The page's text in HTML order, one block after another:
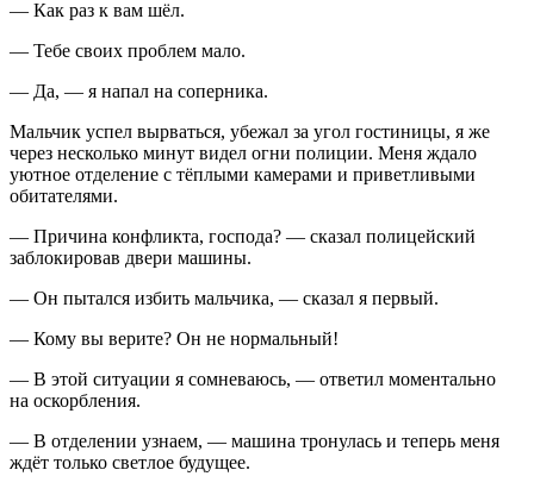
— Как раз к вам шёл.
— Тебе своих проблем мало.
— Да, — я напал на соперника.
Мальчик успел вырваться, убежал за угол гостиницы, я же
через несколько минут видел огни полиции. Меня ждало
уютное отделение с тёплыми камерами и приветливыми
обитателями.
— Причина конфликта, господа? — сказал полицейский
заблокировав двери машины.
— Он пытался избить мальчика, — сказал я первый.
— Кому вы верите? Он не нормальный!
— В этой ситуации я сомневаюсь, — ответил моментально
на оскорбления.
— В отделении узнаем, — машина тронулась и теперь меня
ждёт только светлое будущее.